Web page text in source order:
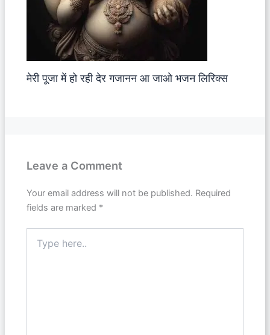
मेरी पूजा में हो रही देर गजानन आ जाओ भजन लिरिक्स
Leave a Comment
Your email address will not be published. Required
fields are marked *
here..